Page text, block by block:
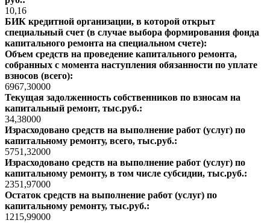
10,16
БИК кредитной организации, в которой открыт
специальный счет (в случае выбора формирования фонда
капитального ремонта на специальном счете):
Объем средств на проведение капитального ремонта,
собранных с момента наступления обязанности по уплате
взносов (всего):
6967,30000
Текущая задолженность собственников по взносам на
капитальный ремонт, тыс.руб.:
34,38000
Израсходовано средств на выполнение работ (услуг) по
капитальному ремонту, всего, тыс.руб.:
5751,32000
Израсходовано средств на выполнение работ (услуг) по
капитальному ремонту, в том числе субсидии, тыс.руб.:
2351,97000
Остаток средств на выполнение работ (услуг) по
капитальному ремонту, тыс.руб.:
1215,99000